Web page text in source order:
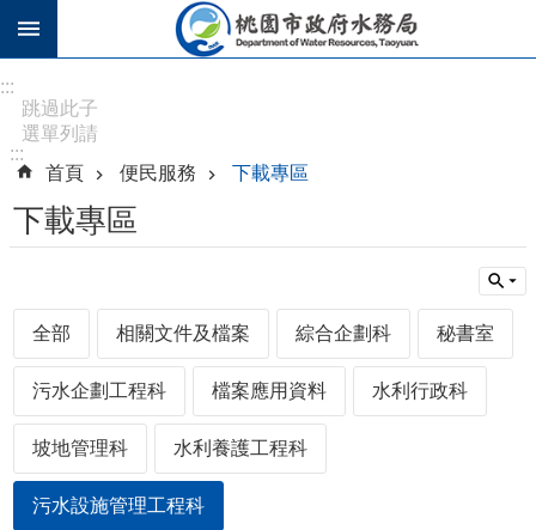
跳到主要內容區塊
階
搜
尋
息
公
告
認
識
水
務
:::
跳過此子
選單列請
[Enter]，
繼續則按
[Tab]
:::
首頁
便民服務 下載專區
下載專區
全部 相關文件及檔案 綜合企劃科 秘書室
污水企劃工程科 檔案應用資料 水利行政科
坡地管理科 水利養護工程科
污水設施管理工程科